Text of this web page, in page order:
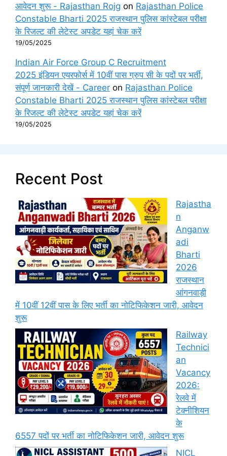
आवेदन शुरू - Rajasthan Rojg on Rajasthan Police
Constable Bharti 2025 राजस्थान पुलिस कांस्टेबल परीक्षा
के रिजल्ट की लेटेस्ट अपडेट यहां चेक करें
19/05/2025
Indian Air Force Group C Recruitment
2025 इंडियन एयरफोर्स में 10वीं पास ग्रुप सी के पदों पर भर्ती,
संपूर्ण जानकारी देखें - Career on Rajasthan Police
Constable Bharti 2025 राजस्थान पुलिस कांस्टेबल परीक्षा
के रिजल्ट की लेटेस्ट अपडेट यहां चेक करें
19/05/2025
Recent Post
Rajastha
n
Anganw
adi
Bharti
2026
राजस्थान
आंगनवाड़ी
में 10वीं 12वीं पास के लिए भर्ती का नोटिफिकेशन जारी, आवेदन
शुरू
Railway
Technici
an
Vacancy
2026:
रेलवे में
टेक्नीशियन
के
6557 पदों पर भर्ती का नोटिफिकेशन जारी, आवेदन शुरू
NICL